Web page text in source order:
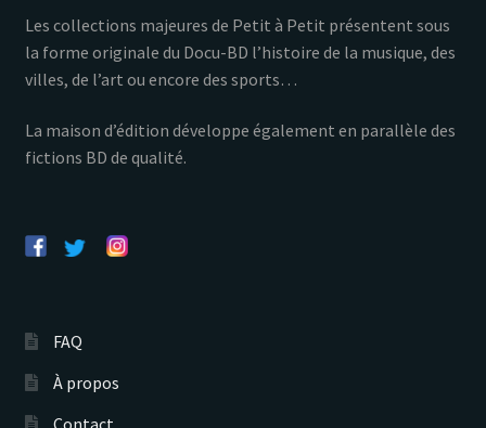
Les collections majeures de Petit à Petit présentent sous
la forme originale du Docu-BD l’histoire de la musique, des
villes, de l’art ou encore des sports…
La maison d’édition développe également en parallèle des
fictions BD de qualité.
FAQ
À propos
Contact